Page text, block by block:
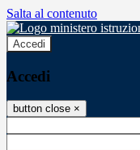
Salta al contenuto
Accedi
Accedi
button close ×